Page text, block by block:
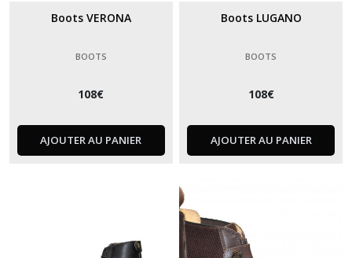
Boots VERONA
BOOTS
108€
AJOUTER AU PANIER
Boots LUGANO
BOOTS
108€
AJOUTER AU PANIER